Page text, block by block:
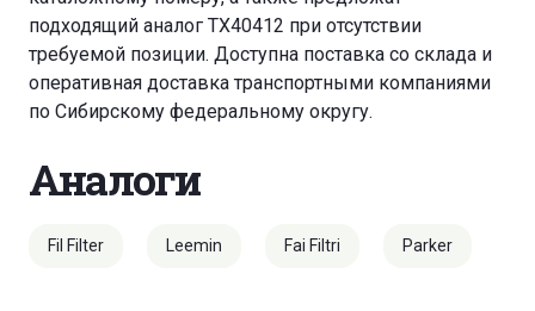
подходящий аналог TX40412 при отсутствии
требуемой позиции. Доступна поставка со склада и
оперативная доставка транспортными компаниями
по Сибирскому федеральному округу.
Аналоги
Fil Filter Leemin Fai Filtri Parker